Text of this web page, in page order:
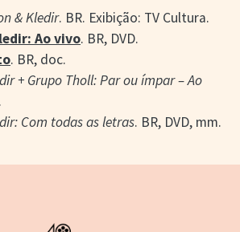
& Kledir. BR. Exibição: TV Cultura.
Ao vivo. BR, DVD.
. BR, doc.
+ Grupo Tholl: Par ou ímpar – Ao
Com todas as letras. BR, DVD, mm.